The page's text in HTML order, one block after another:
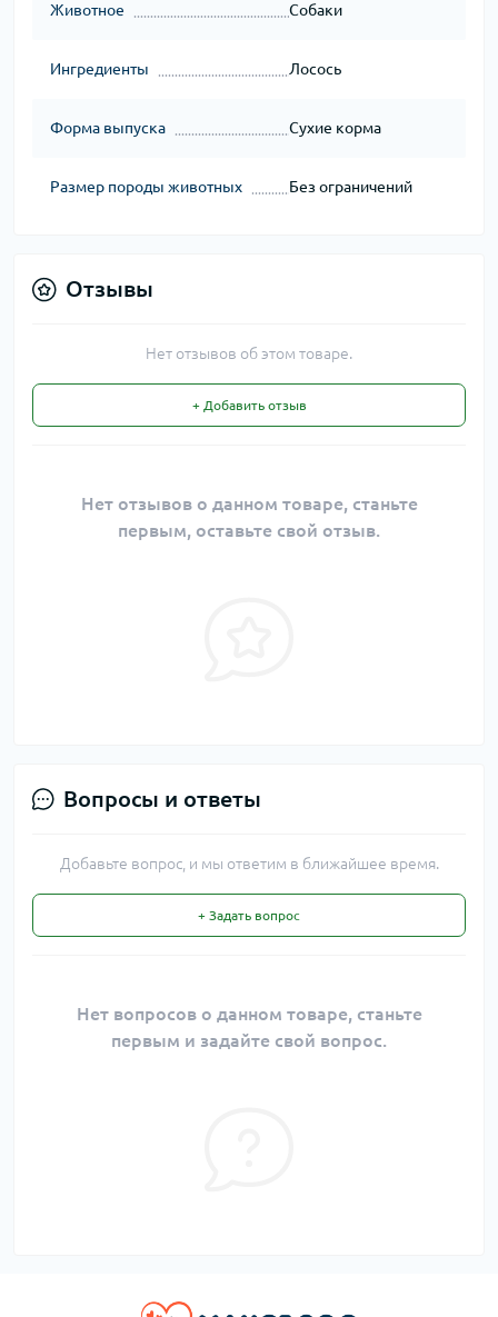
Животное Собаки
Ингредиенты Лосось
Форма выпуска Сухие корма
Размер породы животных Без ограничений
Отзывы
Нет отзывов об этом товаре.
+ Добавить отзыв
Нет отзывов о данном товаре, станьте
первым, оставьте свой отзыв.
Вопросы и ответы
Добавьте вопрос, и мы ответим в ближайшее время.
+ Задать вопрос
Нет вопросов о данном товаре, станьте
первым и задайте свой вопрос.